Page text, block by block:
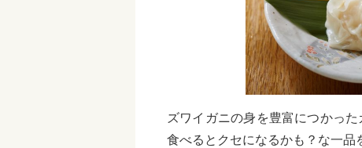
ズワイガニの身を豊富につかっ
食べるとクセになるかも？な一品